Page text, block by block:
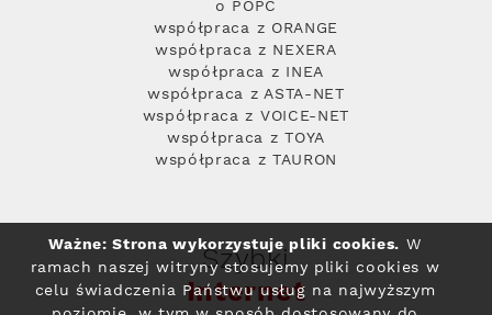
o POPC
współpraca z ORANGE
współpraca z NEXERA
współpraca z INEA
współpraca z ASTA-NET
współpraca z VOICE-NET
współpraca z TOYA
współpraca z TAURON
Szybki
Internet
Ważne: Strona wykorzystuje pliki cookies. W
ramach naszej witryny stosujemy pliki cookies w
celu świadczenia Państwu usług na najwyższym